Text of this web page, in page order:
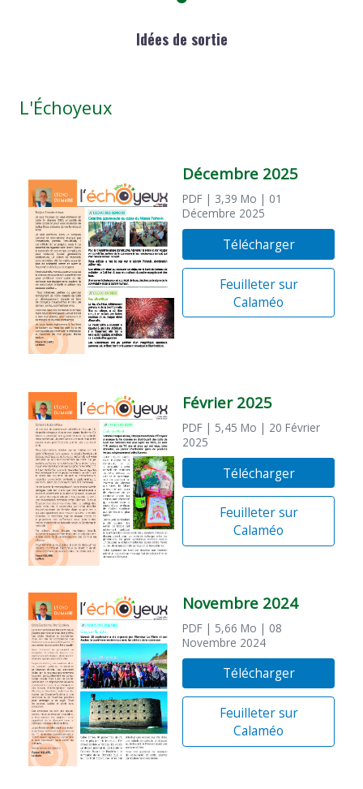
Idées de sortie
L'Échoyeux
Décembre 2025
PDF | 3,39 Mo | 01
Décembre 2025
Télécharger
Feuilleter sur
Calaméo
Février 2025
PDF | 5,45 Mo | 20 Février
2025
Télécharger
Feuilleter sur
Calaméo
Novembre 2024
PDF | 5,66 Mo | 08
Novembre 2024
Télécharger
Feuilleter sur
Calaméo